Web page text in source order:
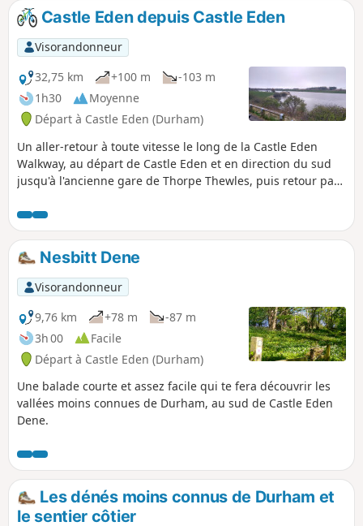
Castle Eden depuis Castle Eden
Visorandonneur
32,75 km
+100 m
-103 m
1h30
Moyenne
Départ à Castle Eden (Durham)
Un aller-retour à toute vitesse le long de la Castle Eden
Walkway, au départ de Castle Eden et en direction du sud
jusqu'à l'ancienne gare de Thorpe Thewles, puis retour par
nationale n° 1 et est facile à suivre dans sa majeure partie.
On le fait généralement à vélo, mais on peut aussi le faire à
pied. Les paysages sont sympas et il y a des détours sympas
si tu es à pied.
Nesbitt Dene
Visorandonneur
9,76 km
+78 m
-87 m
3h 00
Facile
Départ à Castle Eden (Durham)
Une balade courte et assez facile qui te fera découvrir les
vallées moins connues de Durham, au sud de Castle Eden
Dene.
Les dénés moins connus de Durham et
le sentier côtier